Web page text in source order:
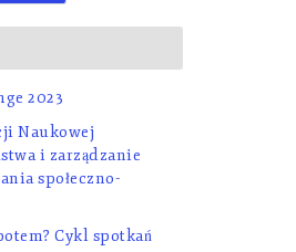
2023
Naukowej
i zarządzanie
społeczno-
Cykl spotkań